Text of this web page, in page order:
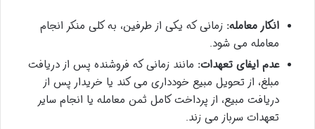
انکار معامله: زمانی که یکی از طرفین، به کلی منکر انجام
معامله می شود.
عدم ایفای تعهدات: مانند زمانی که فروشنده پس از دریافت
مبلغ، از تحویل مبیع خودداری می کند یا خریدار پس از
دریافت مبیع، از پرداخت کامل ثمن معامله یا انجام سایر
تعهدات سرباز می زند.